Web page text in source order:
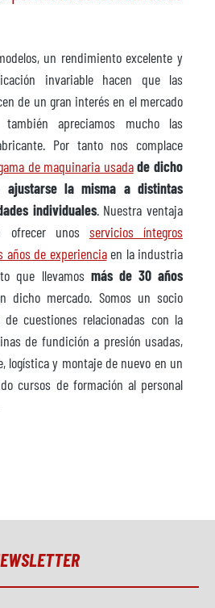
un rendimiento excelente y
invariable hacen que las
de un gran interés en el mercado
apreciamos mucho las
Por tanto nos complace
de maquinaria usada de dicho
ajustarse la misma a distintas
individuales. Nuestra ventaja
ofrecer unos servicios íntegros
años de experienciaen la industria
que llevamos más de 30 años
dicho mercado. Somos un socio
cuestiones relacionadas con la
de fundición a presión usadas,
logística y montaje de nuevo en un
cursos de formación al personal